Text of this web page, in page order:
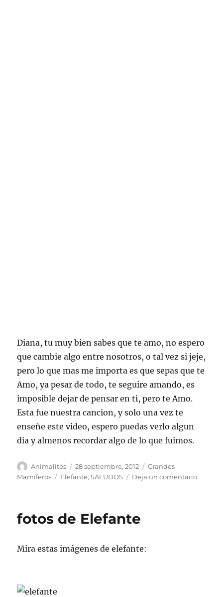
Diana, tu muy bien sabes que te amo, no espero
que cambie algo entre nosotros, o tal vez si jeje,
pero lo que mas me importa es que sepas que te
Amo, ya pesar de todo, te seguire amando, es
imposible dejar de pensar en ti, pero te Amo.
Esta fue nuestra cancion, y solo una vez te
enseñe este video, espero puedas verlo algun
dia y almenos recordar algo de lo que fuimos.
Autor
Animalitos
Publicado
el
28 septiembre, 2012 Categorías
Grandes
Mamíferos
Etiquetas
Elefante,SALUDOS Deja un comentarioen
fotos de Elefante
Mira estas imágenes de elefante: